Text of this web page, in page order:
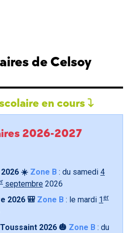
de Celsoy
en cours
2026-2027
2026 ☀️ Zone B : du samedi 4
septembre 2026
2026 🎒 Zone B : le mardi 1 er
2026 🎃 Zone B : du